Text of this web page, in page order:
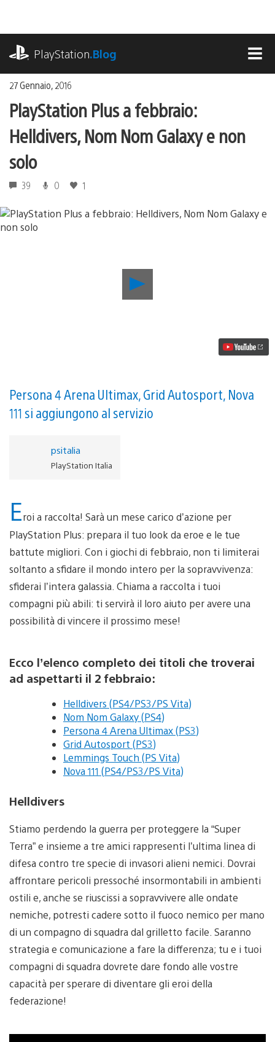
contenuto
PlayStation.Blog
27 Gennaio, 2016
PlayStation Plus a febbraio:
Helldivers, Nom Nom Galaxy e non
solo
39 0 1
PlayStation
e
non
solo
Persona 4 Arena Ultimax, Grid Autosport, Nova
111 si aggiungono al servizio
psitalia
PlayStation Italia
Eroi a raccolta! Sarà un mese carico d’azione per
PlayStation Plus: prepara il tuo look da eroe e le tue
battute migliori. Con i giochi di febbraio, non ti limiterai
soltanto a sfidare il mondo intero per la sopravvivenza:
sfiderai l’intera galassia. Chiama a raccolta i tuoi
compagni più abili: ti servirà il loro aiuto per avere una
possibilità di vincere il prossimo mese!
Ecco l’elenco completo dei titoli che troverai
ad aspettarti il 2 febbraio:
Helldivers (PS4/PS3/PS Vita)
Nom Nom Galaxy (PS4)
Persona 4 Arena Ultimax (PS3)
Grid Autosport (PS3)
Lemmings Touch (PS Vita)
Nova 111 (PS4/PS3/PS Vita)
Helldivers
Stiamo perdendo la guerra per proteggere la “Super
Terra” e insieme a tre amici rappresenti l’ultima linea di
difesa contro tre specie di invasori alieni nemici. Dovrai
affrontare pericoli pressoché insormontabili in ambienti
ostili e, anche se riuscissi a sopravvivere alle ondate
nemiche, potresti cadere sotto il fuoco nemico per mano
di un compagno di squadra dal grilletto facile. Saranno
strategia e comunicazione a fare la differenza; tu e i tuoi
compagni di squadra dovrete dare fondo alle vostre
capacità per sperare di diventare gli eroi della
federazione!